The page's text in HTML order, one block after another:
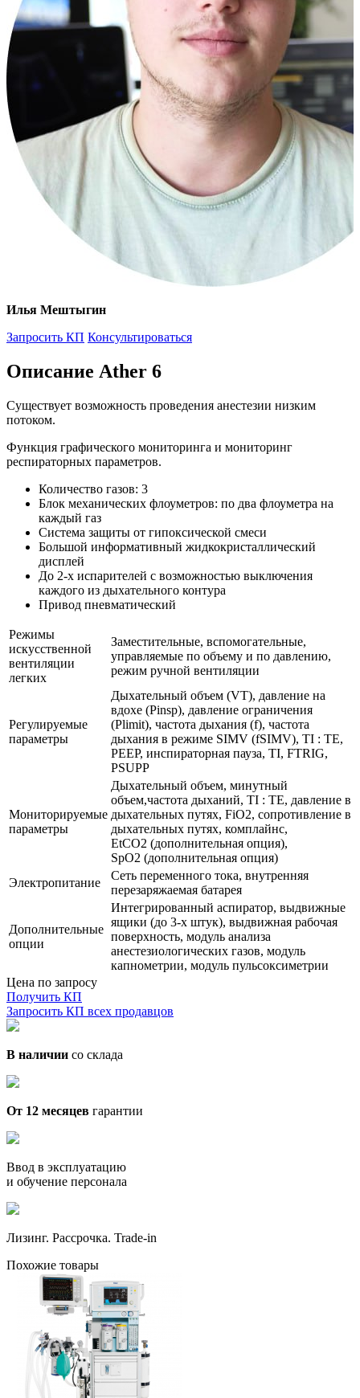
Илья Мештыгин
Запросить КП Консультироваться
Описание Ather 6
Существует возможность проведения анестезии низким
потоком.
Функция графического мониторинга и мониторинг
респираторных параметров.
Количество газов: 3
Блок механических флоуметров: по два флоуметра на
каждый газ
Система защиты от гипоксической смеси
Большой информативный жидкокристаллический
дисплей
До 2-х испарителей с возможностью выключения
каждого из дыхательного контура
Привод пневматический
Режимы
искусственной
вентиляции
легких
Заместительные, вспомогательные,
управляемые по объему и по давлению,
режим ручной вентиляции
Регулируемые
параметры
Дыхательный объем (VT), давление на
вдохе (Pinsp), давление ограничения
(Plimit), частота дыхания (f), частота
дыхания в режиме SIMV (fSIMV), TI : TE,
PEEP, инспираторная пауза, TI, FTRIG,
PSUPP
Мониторируемые
параметры
Дыхательный объем, минутный
объем,частота дыханий, TI : TE, давление в
дыхательных путях, FiO2, сопротивление в
дыхательных путях, комплайнс,
EtCO2 (дополнительная опция),
SpO2 (дополнительная опция)
Электропитание
Сеть переменного тока, внутренняя
перезаряжаемая батарея
Дополнительные
опции
Интегрированный аспиратор, выдвижные
ящики (до 3-х штук), выдвижная рабочая
поверхность, модуль анализа
анестезиологических газов, модуль
капнометрии, модуль пульсоксиметрии
Цена по запросу
Получить КП
Запросить КП всех продавцов
В наличии со склада
От 12 месяцев гарантии
Ввод в эксплуатацию
и обучение персонала
Лизинг. Рассрочка. Trade-in
Похожие товары